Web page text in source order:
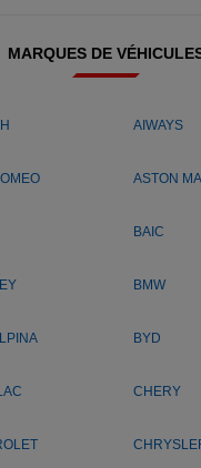
MARQUES DE
AIWAYS
ASTON
BAIC
BMW
BYD
CHERY